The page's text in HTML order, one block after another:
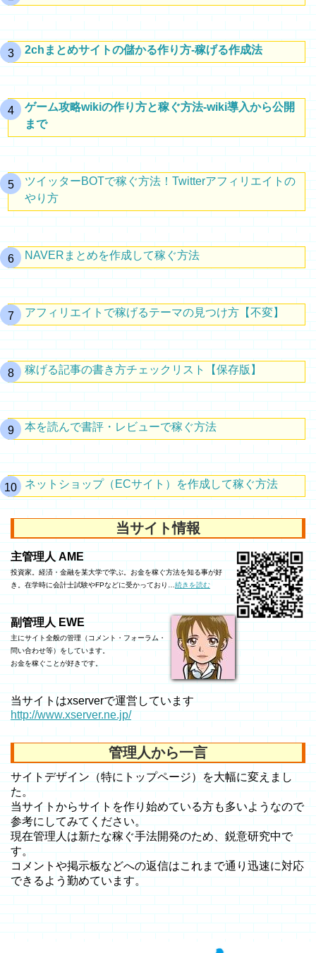
2chまとめサイトの儲かる作り方-稼げる作成法
ゲーム攻略wikiの作り方と稼ぐ方法-wiki導入から公開
まで
ツイッターBOTで稼ぐ方法！Twitterアフィリエイトの
やり方
NAVERまとめを作成して稼ぐ方法
アフィリエイトで稼げるテーマの見つけ方【不変】
稼げる記事の書き方チェックリスト【保存版】
本を読んで書評・レビューで稼ぐ方法
ネットショップ（ECサイト）を作成して稼ぐ方法
当サイト情報
主管理人 AME
投資家。経済・金融を某大学で学ぶ。お金を稼ぐ方法を知る事が好
き。在学時に会計士試験やFPなどに受かっており…続きを読む
副管理人 EWE
主にサイト全般の管理（コメント・フォーラム・
問い合わせ等）をしています。
お金を稼ぐことが好きです。
当サイトはxserverで運営しています
http://www.xserver.ne.jp/
管理人から一言
サイトデザイン（特にトップページ）を大幅に変えまし
た。
当サイトからサイトを作り始めている方も多いようなので
参考にしてみてください。
現在管理人は新たな稼ぐ手法開発のため、鋭意研究中で
す。
コメントや掲示板などへの返信はこれまで通り迅速に対応
できるよう勤めています。